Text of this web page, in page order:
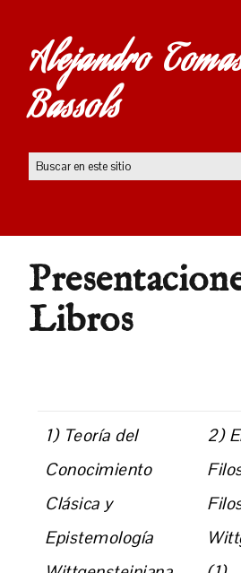
Alejandro
Bassols
Libros
1) Teoría del
Conocimiento
Clásica y
Epistemología
2)